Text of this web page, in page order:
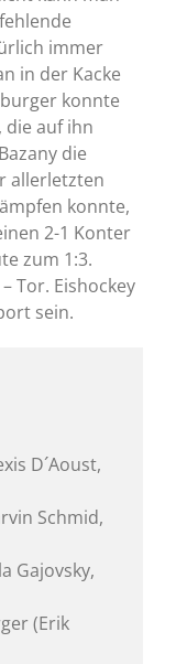
immer
in der Kacke
konnte
die auf ihn
die
allerletzten
konnte,
2-1 Konter
zum 1:3.
Tor. Eishockey
sein.
D´Aoust,
Schmid,
Gajovsky,
(Erik